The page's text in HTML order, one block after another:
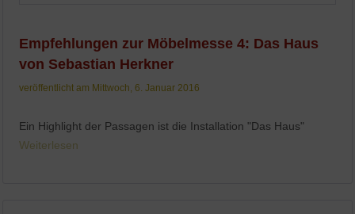
Empfehlungen zur Möbelmesse 4: Das Haus
von Sebastian Herkner
veröffentlicht am Mittwoch, 6. Januar 2016
Ein Highlight der Passagen ist die Installation "Das Haus"
Weiterlesen